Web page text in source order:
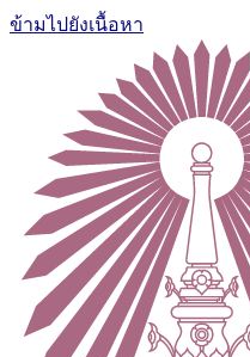
ข้ามไปยังเนื้อหา